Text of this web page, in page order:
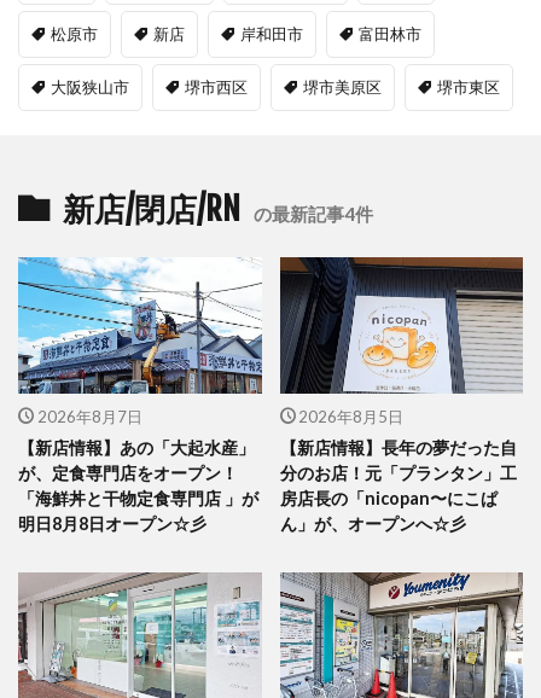
松原市 新店 岸和田市 富田林市
大阪狭山市 堺市西区 堺市美原区 堺市東区
新店/閉店/RN の最新記事4件
2026年8月7日
【新店情報】あの「大起水産」
が、定食専門店をオープン！
「海鮮丼と干物定食専門店 」が
明日8月8日オープン☆彡
2026年8月5日
【新店情報】長年の夢だった自
分のお店！元「プランタン」工
房店長の「nicopan〜にこぱ
ん」が、オープンへ☆彡